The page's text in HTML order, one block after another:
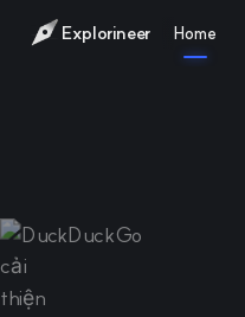
Explorineer Home